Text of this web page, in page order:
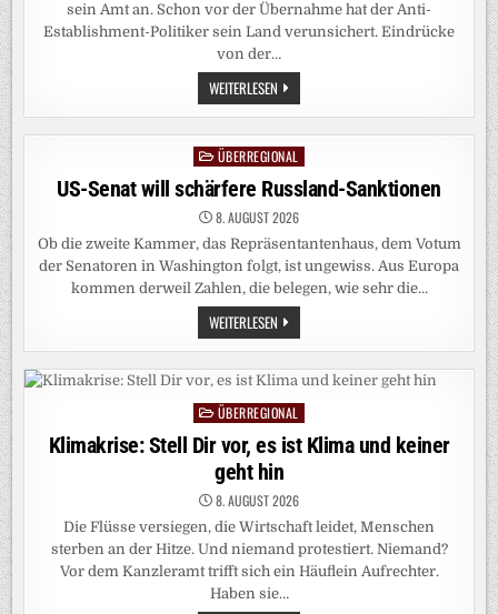
sein Amt an. Schon vor der Übernahme hat der Anti-
Establishment-Politiker sein Land verunsichert. Eindrücke
von der…
WEITERLESEN KOLUMBIEN:
HARTE
HAND
STATT
TOTALER
FRIEDEN
Posted
in
ÜBERREGIONAL
US-Senat will schärfere Russland-Sanktionen
8. AUGUST 2026
Ob die zweite Kammer, das Repräsentantenhaus, dem Votum
der Senatoren in Washington folgt, ist ungewiss. Aus Europa
kommen derweil Zahlen, die belegen, wie sehr die…
WEITERLESEN US-
SENAT
WILL
SCHÄRFERE
RUSSLAND-
Posted
in
ÜBERREGIONAL
Klimakrise: Stell Dir vor, es ist Klima und keiner
geht hin
8. AUGUST 2026
Die Flüsse versiegen, die Wirtschaft leidet, Menschen
sterben an der Hitze. Und niemand protestiert. Niemand?
Vor dem Kanzleramt trifft sich ein Häuflein Aufrechter.
Haben sie…